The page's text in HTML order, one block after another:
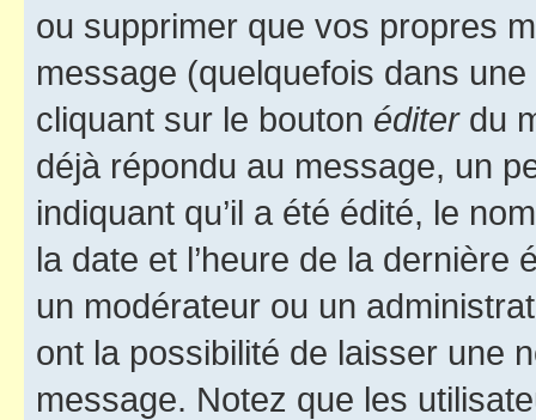
ou supprimer que vos propres
message (quelquefois dans
cliquant sur le bouton éditerdu
déjà répondu au message, un
indiquant qu’il a été édité, le
la date et l’heure de la dernière
un modérateur ou un
ont la possibilité de laisser une
message. Notez que les